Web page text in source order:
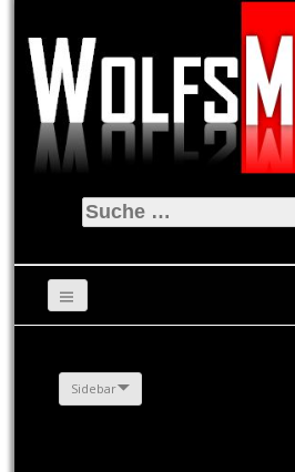
Suche
nach:
Sidebar